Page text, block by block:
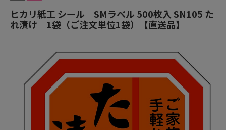
ヒカリ紙工 シール SMラベル 500枚入 SN105 た
れ漬け 1袋（ご注文単位1袋）【直送品】